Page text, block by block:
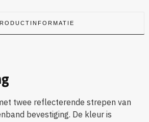
twee reflecterende strepen van
bevestiging. De kleur is